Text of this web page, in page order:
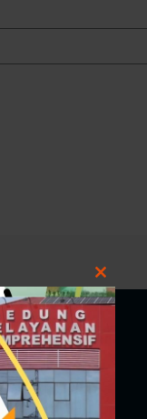
Close
this
module